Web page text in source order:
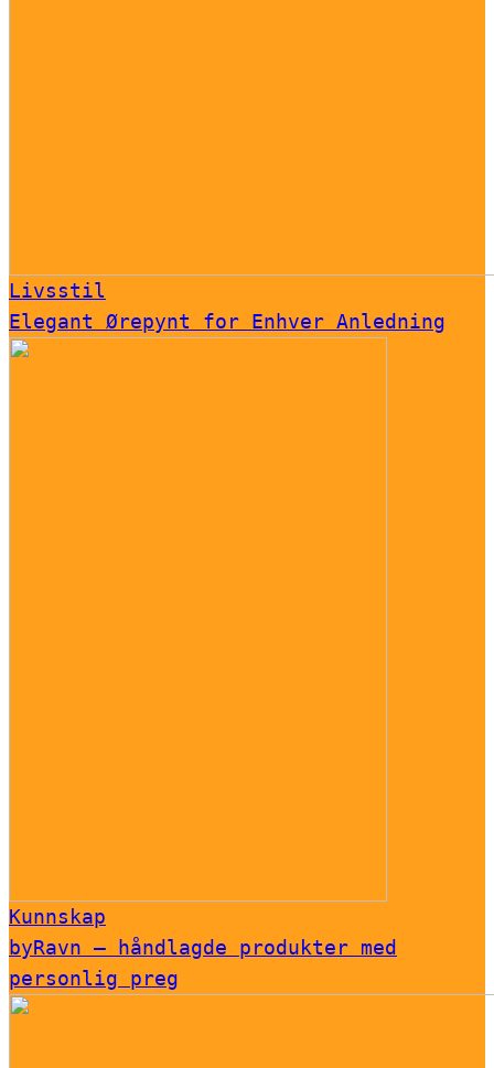
Livsstil
Elegant Ørepynt for Enhver Anledning
Kunnskap
byRavn – håndlagde produkter med
personlig preg